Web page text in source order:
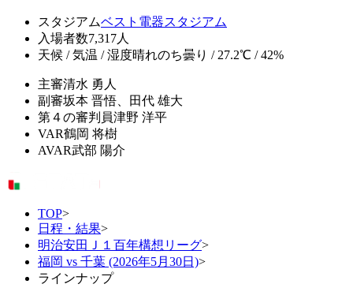
スタジアムベスト電器スタジアム
入場者数7,317人
天候 / 気温 / 湿度晴れのち曇り / 27.2℃ / 42%
主審清水 勇人
副審坂本 晋悟、田代 雄大
第４の審判員津野 洋平
VAR鶴岡 将樹
AVAR武部 陽介
TOP>
日程・結果>
明治安田Ｊ１百年構想リーグ>
福岡 vs 千葉 (2026年5月30日)>
ラインナップ